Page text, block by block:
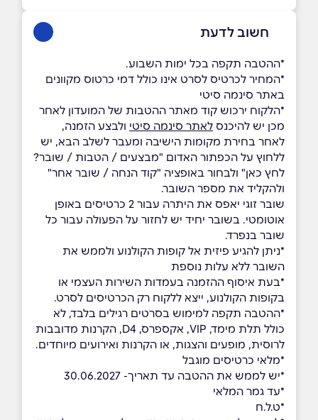
חשוב לדעת
*ההטבה תקפה בכל ימות השבוע.
*המחיר לכרטיס לסרט אינו כולל דמי כרטוס מקוונים
באתר סינמה סיטי
*הלקוח ירכוש קוד מאתר ההטבות של המועדון לאחר
מכן יש להיכנס לאתר סינמה סיטי ולבצע הזמנה,
לאחר בחירת מקומות הישיבה ומעבר לשלב הבא, יש
ללחוץ על הכפתור האדום "מבצעים / הטבות / שובר?
לחץ כאן" ולבחור באופציה "קוד הנחה / שובר אחר"
ולהקליד את מספר השובר.
שובר זוגי יאפס את היתרה עבור 2 כרטיסים באופן
אוטומטי. בשובר יחיד יש לחזור על הפעולה עבור כל
שובר בנפרד.
*ניתן להגיע פיזית אל קופות הקולנוע ולממש את
השובר ללא עלות נוספת
*בעת איסוף ההזמנה בעמדות השירות העצמי או
בקופות הקולנוע, ייצא ללקוח רק הכרטיסים לסרט.
*ההטבה תקפה למימוש בסרטים רגילים בלבד, לא
כולל תלת מימד, VIP, אקספרס, D4, הקרנות מדובבות
לרוסית, מופעים והצגות, או הקרנות ואירועים מיוחדים.
*מלאי כרטיסים מוגבל
*יש לממש את ההטבה עד תאריך- 30.06.2027
*עד גמר המלאי
*ט.ל.ח